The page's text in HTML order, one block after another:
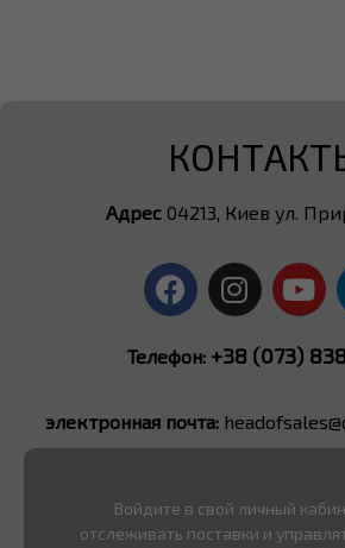
Адрес04213, Киев ул.
Телефон: +38 (073)
электронная почта:
Войдите в свой личный
отслеживать поставки и